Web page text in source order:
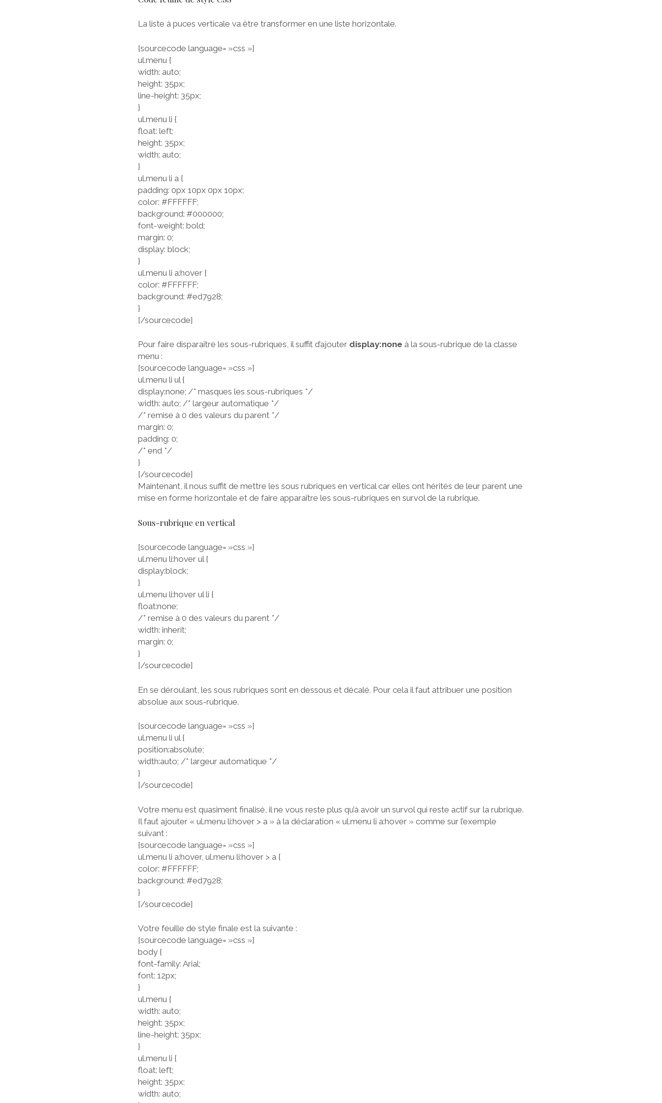
La liste à puces verticale va être transformer en une liste horizontale.
[sourcecode language= »css »]
ul.menu {
width: auto;
height: 35px;
line-height: 35px;
}
ul.menu li {
float: left;
height: 35px;
width: auto;
}
ul.menu li a {
padding: 0px 10px 0px 10px;
color: #FFFFFF;
background: #000000;
font-weight: bold;
margin: 0;
display: block;
}
ul.menu li a:hover {
color: #FFFFFF;
background: #ed7928;
}
[/sourcecode]
Pour faire disparaître les sous-rubriques, il suffit d’ajouter display:none à la sous-rubrique de la classe
menu :
[sourcecode language= »css »]
ul.menu li ul {
display:none; /* masques les sous-rubriques */
width: auto; /* largeur automatique */
/* remise à 0 des valeurs du parent */
margin: 0;
padding: 0;
/* end */
}
[/sourcecode]
Maintenant, il nous suffit de mettre les sous rubriques en vertical car elles ont hérités de leur parent une
mise en forme horizontale et de faire apparaître les sous-rubriques en survol de la rubrique.
Sous-rubrique en vertical
[sourcecode language= »css »]
ul.menu li:hover ul {
display:block;
}
ul.menu li:hover ul li {
float:none;
/* remise à 0 des valeurs du parent */
width: inherit;
margin: 0;
}
[/sourcecode]
En se déroulant, les sous rubriques sont en dessous et décalé. Pour cela il faut attribuer une position
absolue aux sous-rubrique.
[sourcecode language= »css »]
ul.menu li ul {
position:absolute;
width:auto; /* largeur automatique */
}
[/sourcecode]
Votre menu est quasiment finalisé, il ne vous reste plus qu’à avoir un survol qui reste actif sur la rubrique.
Il faut ajouter « ul.menu li:hover > a » à la déclaration « ul.menu li a:hover » comme sur l’exemple
suivant :
[sourcecode language= »css »]
ul.menu li a:hover, ul.menu li:hover > a {
color: #FFFFFF;
background: #ed7928;
}
[/sourcecode]
Votre feuille de style finale est la suivante :
[sourcecode language= »css »]
body {
font-family: Arial;
font: 12px;
}
ul.menu {
width: auto;
height: 35px;
line-height: 35px;
}
ul.menu li {
float: left;
height: 35px;
width: auto;